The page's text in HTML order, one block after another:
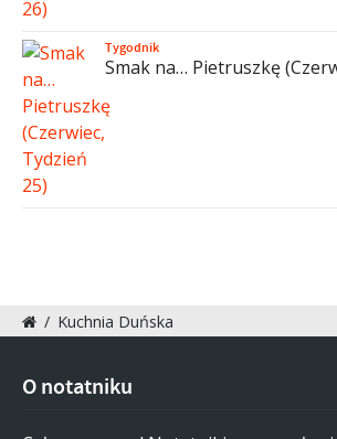
Tygodnik
Smak na… Pietruszkę
/ Kuchnia Duńska
O notatniku